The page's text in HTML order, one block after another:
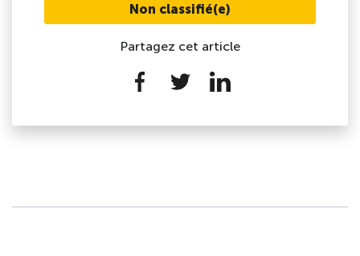
Non classifié(e)
Partagez cet article